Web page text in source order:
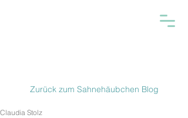
Zurück zum Sahnehäubchen Blog
Claudia Stolz